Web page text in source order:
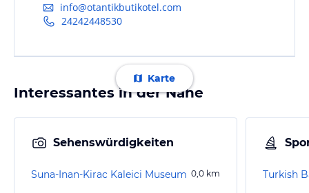
info@otantikbutikotel.com
24242448530
Karte
Interessantes in der Nähe
Sehenswürdigkeiten
Suna-Inan-Kirac Kaleici Museum 0,0 km Turkish